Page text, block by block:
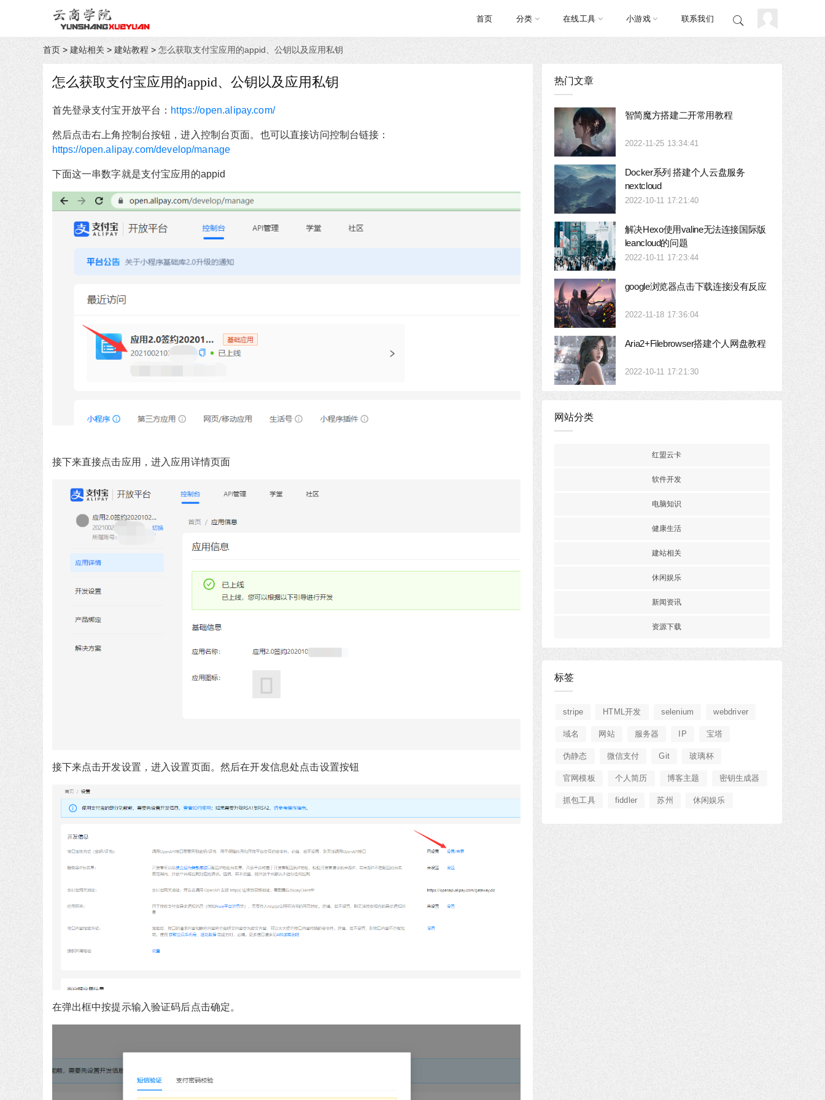
首页 分类 在线工具 小游戏 联系我们
首页> 建站相关> 建站教程 > 怎么获取支付宝应用的appid、公钥以及应用私钥
怎么获取支付宝应用的appid、公钥以及应用私钥
首先登录支付宝开放平台： https://open.alipay.com/
然后点击右上角控制台按钮，进入控制台页面。也可以直接访问控制台链接：
https://open.alipay.com/develop/manage
下面这一串数字就是支付宝应用的appid
接下来直接点击应用，进入应用详情页面
接下来点击开发设置，进入设置页面。然后在开发信息处点击设置按钮
在弹出框中按提示输入验证码后点击确定。
热门文章
智简魔方搭建二开常用教程
2022-11-25 13:34:41
Docker系列 搭建个人云盘服务
nextcloud
2022-10-11 17:21:40
解决Hexo使用valine无法连接国际版
leancloud的问题
2022-10-11 17:23:44
google浏览器点击下载连接没有反应
2022-11-18 17:36:04
Aria2+Filebrowser搭建个人网盘教程
2022-10-11 17:21:30
网站分类
红盟云卡
软件开发
电脑知识
健康生活
建站相关
休闲娱乐
新闻资讯
资源下载
标签
stripe HTML开发 selenium webdriver
域名 网站 服务器 IP 宝塔
伪静态 微信支付 Git 玻璃杯
官网模板 个人简历 博客主题 密钥生成器
抓包工具 fiddler 苏州 休闲娱乐